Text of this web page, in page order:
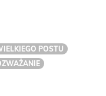
POSTU